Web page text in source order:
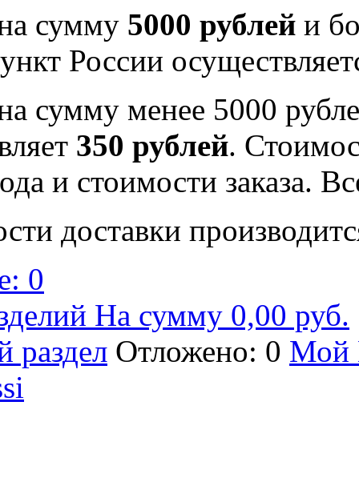
сумму 5000 рублей и
России
сумму менее 5000
350 рублей.
и стоимости заказа.
доставки
0
На сумму 0,00 руб.
раздел Отложено: 0 Мой